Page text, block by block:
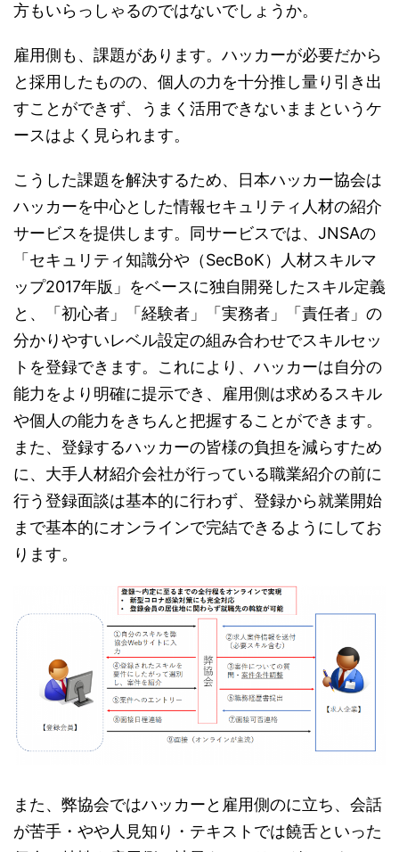
方もいらっしゃるのではないでしょうか。
雇用側も、課題があります。ハッカーが必要だから
と採用したものの、個人の力を十分推し量り引き出
すことができず、うまく活用できないままというケ
ースはよく見られます。
こうした課題を解決するため、日本ハッカー協会は
ハッカーを中心とした情報セキュリティ人材の紹介
サービスを提供します。同サービスでは、JNSAの
「セキュリティ知識分や（SecBoK）人材スキルマ
ップ2017年版」をベースに独自開発したスキル定義
と、「初心者」「経験者」「実務者」「責任者」の
分かりやすいレベル設定の組み合わせでスキルセッ
トを登録できます。これにより、ハッカーは自分の
能力をより明確に提示でき、雇用側は求めるスキル
や個人の能力をきちんと把握することができます。
また、登録するハッカーの皆様の負担を減らすため
に、大手人材紹介会社が行っている職業紹介の前に
行う登録面談は基本的に行わず、登録から就業開始
まで基本的にオンラインで完結できるようにしてお
ります。
また、弊協会ではハッカーと雇用側のに立ち、会話
が苦手・やや人見知り・テキストでは饒舌といった